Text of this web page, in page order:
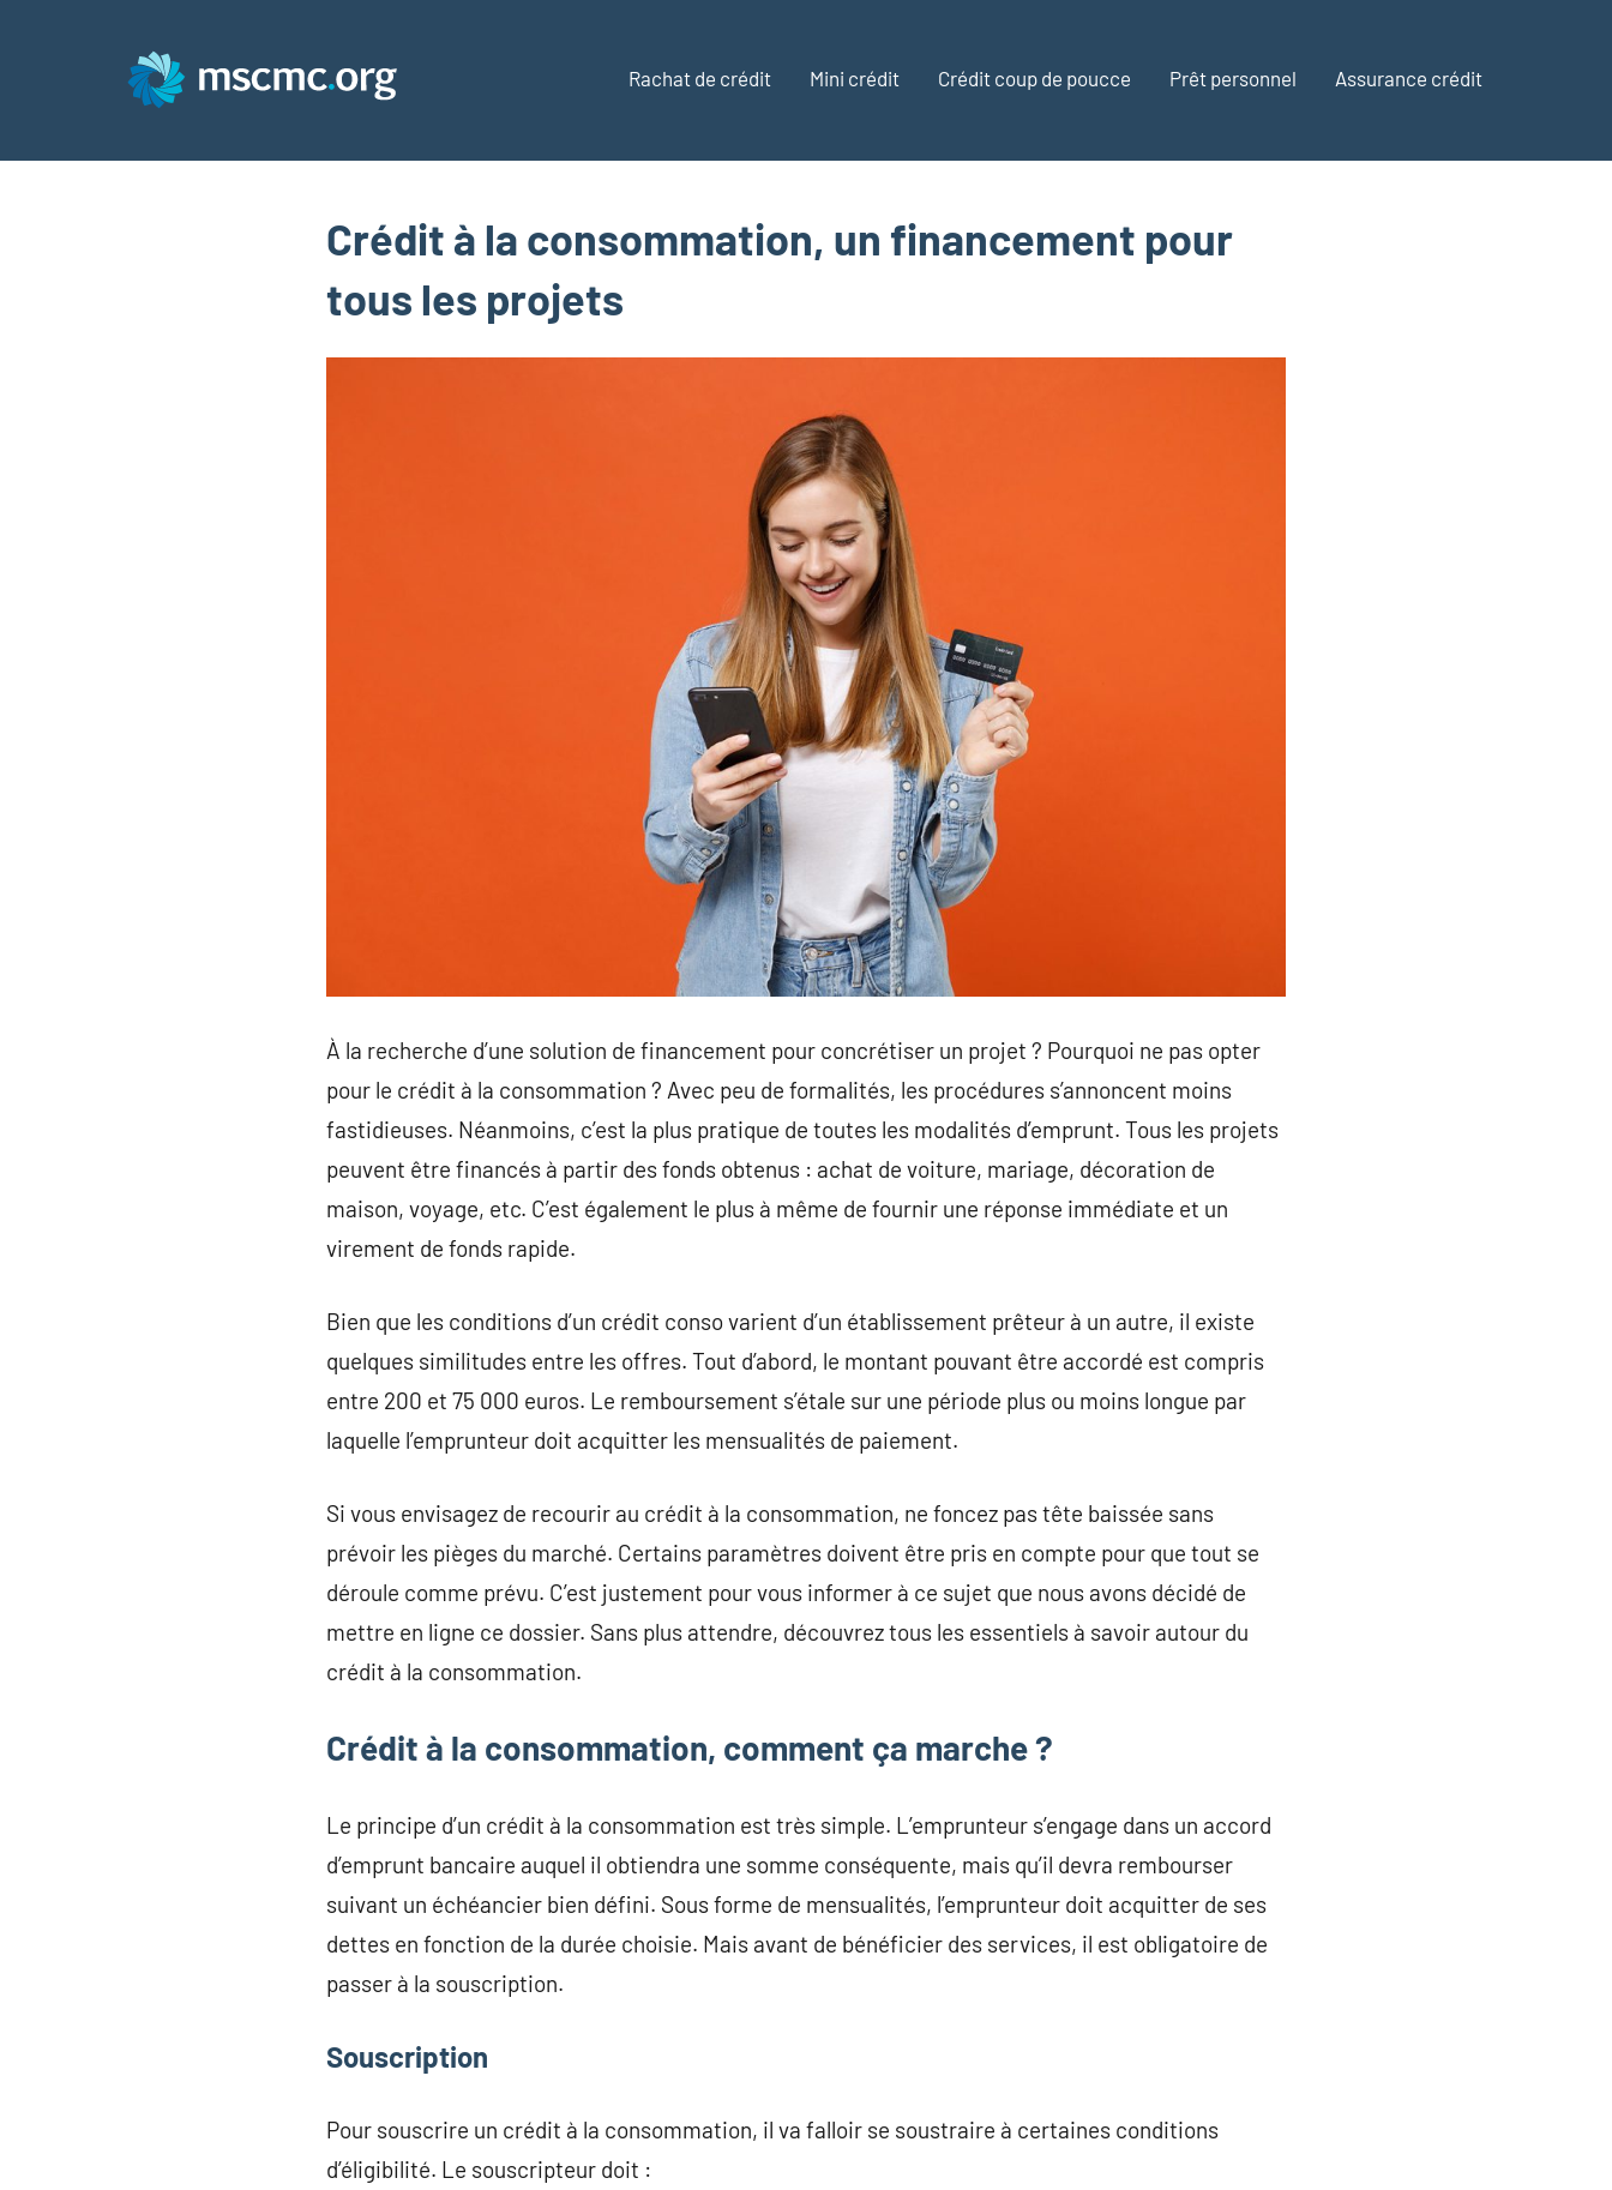
Rachat de crédit Mini crédit Crédit coup de poucce Prêt personnel Assurance crédit
Crédit à la consommation, un financement pour
tous les projets
À la recherche d’une solution de financement pour concrétiser un projet ? Pourquoi ne pas opter
pour le crédit à la consommation ? Avec peu de formalités, les procédures s’annoncent moins
fastidieuses. Néanmoins, c’est la plus pratique de toutes les modalités d’emprunt. Tous les projets
peuvent être financés à partir des fonds obtenus : achat de voiture, mariage, décoration de
maison, voyage, etc. C’est également le plus à même de fournir une réponse immédiate et un
virement de fonds rapide.
Bien que les conditions d’un crédit conso varient d’un établissement prêteur à un autre, il existe
quelques similitudes entre les offres. Tout d’abord, le montant pouvant être accordé est compris
entre 200 et 75 000 euros. Le remboursement s’étale sur une période plus ou moins longue par
laquelle l’emprunteur doit acquitter les mensualités de paiement.
Si vous envisagez de recourir au crédit à la consommation, ne foncez pas tête baissée sans
prévoir les pièges du marché. Certains paramètres doivent être pris en compte pour que tout se
déroule comme prévu. C’est justement pour vous informer à ce sujet que nous avons décidé de
mettre en ligne ce dossier. Sans plus attendre, découvrez tous les essentiels à savoir autour du
crédit à la consommation.
Crédit à la consommation, comment ça marche ?
Le principe d’un crédit à la consommation est très simple. L’emprunteur s’engage dans un accord
d’emprunt bancaire auquel il obtiendra une somme conséquente, mais qu’il devra rembourser
suivant un échéancier bien défini. Sous forme de mensualités, l’emprunteur doit acquitter de ses
dettes en fonction de la durée choisie. Mais avant de bénéficier des services, il est obligatoire de
passer à la souscription.
Souscription
Pour souscrire un crédit à la consommation, il va falloir se soustraire à certaines conditions
d’éligibilité. Le souscripteur doit :